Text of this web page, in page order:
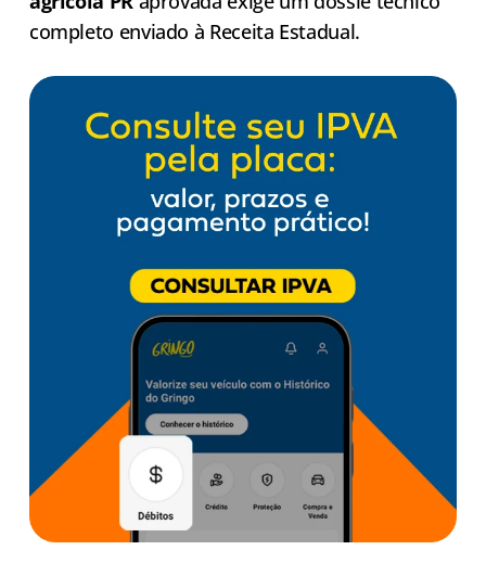
completo enviado à Receita Estadual.